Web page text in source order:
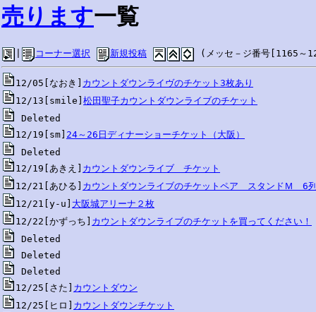
売ります一覧
コーナー選択 新規投稿 (メッセ－ジ番号[1165～
12/05[なおき] カウントダウンライヴのチケット3枚あり
12/13[smile] 松田聖子カウントダウンライブのチケット
12/19[sm] 24～26日ディナーショーチケット（大阪）
12/19[あきえ] カウントダウンライブ　チケット
12/21[あひる] カウントダウンライブのチケットペア　スタンドＭ　6
12/21[y-u] 大阪城アリーナ２枚
12/22[かずっち] カウントダウンライブのチケットを買ってください！
12/25[さた] カウントダウン
12/25[ヒロ] カウントダウンチケット